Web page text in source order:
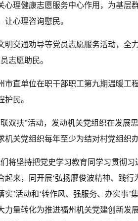
心理健康志愿服务中心作用，为基层
让心理咨询慰民。
明交通劝导等党员志愿服务活动，全
志愿助民。
市直单位在职干部职工第九期温暖工
护民。
双扶”活动，发动机关党组织在发展
机关党组织每年至少为结对村党组织
将坚持把党史学习教育同学习贯彻
起来，同开展‘弘扬廖俊波精神、践行
实’活动和‘转作风、强服务、办实事’
力量转化为推进福州机关党建创新发